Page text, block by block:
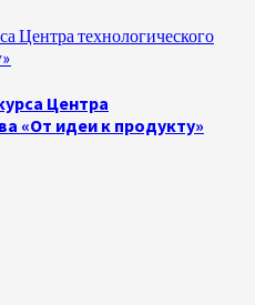
Центра технологического
Центра
«От идеи к продукту»